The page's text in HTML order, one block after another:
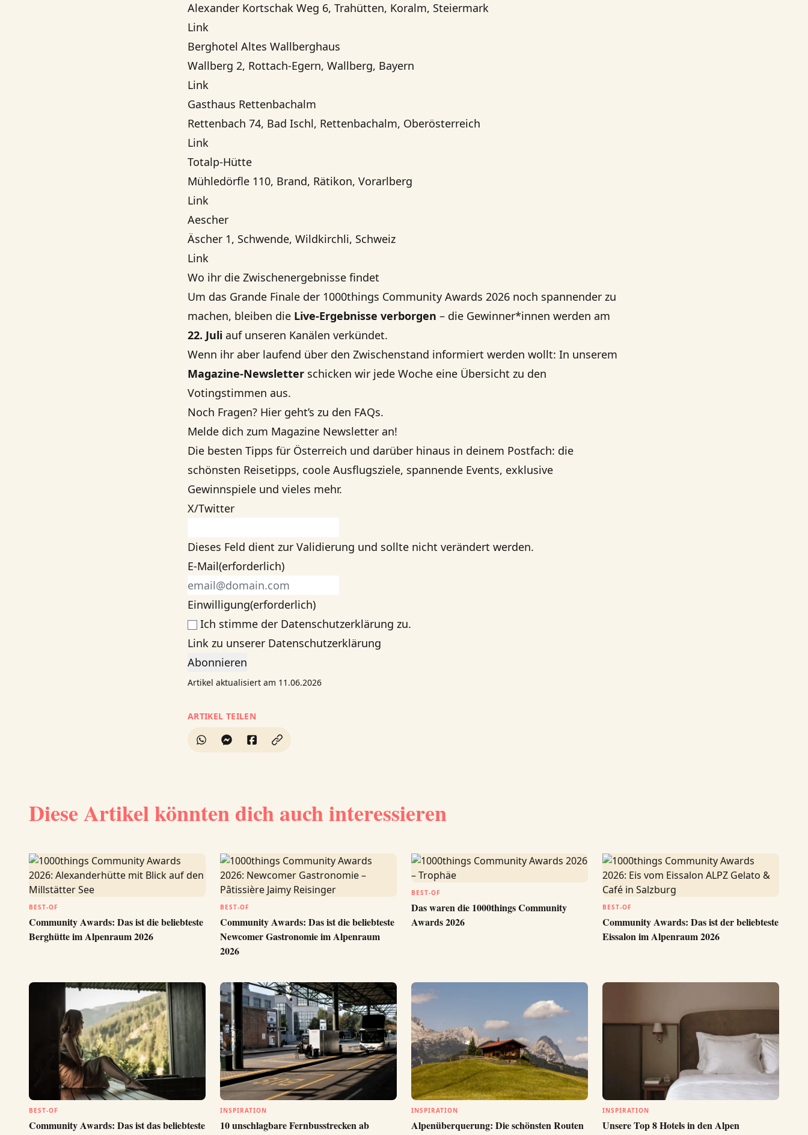
Alexander Kortschak Weg 6, Trahütten, Koralm, Steiermark
Link
Berghotel Altes Wallberghaus
Wallberg 2, Rottach-Egern, Wallberg, Bayern
Link
Gasthaus Rettenbachalm
Rettenbach 74, Bad Ischl, Rettenbachalm, Oberösterreich
Link
Totalp-Hütte
Mühledörfle 110, Brand, Rätikon, Vorarlberg
Link
Aescher
Äscher 1, Schwende, Wildkirchli, Schweiz
Link
Wo ihr die Zwischenergebnisse findet
Um das Grande Finale der 1000things Community Awards 2026 noch spannender zu
machen, bleiben die Live-Ergebnisse verborgen – die Gewinner*innen werden am
22. Juli auf unseren Kanälen verkündet.
Wenn ihr aber laufend über den Zwischenstand informiert werden wollt: In unserem
Magazine-Newsletter schicken wir jede Woche eine Übersicht zu den
Votingstimmen aus.
Noch Fragen? Hier geht’s zu den FAQs.
Melde dich zum Magazine Newsletter an!
Die besten Tipps für Österreich und darüber hinaus in deinem Postfach: die
schönsten Reisetipps, coole Ausflugsziele, spannende Events, exklusive
Gewinnspiele und vieles mehr.
X/Twitter
Dieses Feld dient zur Validierung und sollte nicht verändert werden.
E-Mail(erforderlich)
Einwilligung(erforderlich)
Ich stimme der Datenschutzerklärung zu.
Link zu unserer Datenschutzerklärung
Artikel aktualisiert am 11.06.2026
ARTIKEL TEILEN
Diese Artikel könnten dich auch interessieren
BEST-OF
Community Awards: Das ist die beliebteste
Berghütte im Alpenraum 2026
BEST-OF
Community Awards: Das ist die beliebteste
Newcomer Gastronomie im Alpenraum
2026
BEST-OF
Das waren die 1000things Community
Awards 2026
BEST-OF
Community Awards: Das ist der beliebteste
Eissalon im Alpenraum 2026
BEST-OF
Community Awards: Das ist das beliebteste
INSPIRATION
10 unschlagbare Fernbusstrecken ab
INSPIRATION
Alpenüberquerung: Die schönsten Routen
INSPIRATION
Unsere Top 8 Hotels in den Alpen